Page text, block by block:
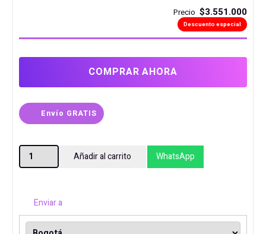
Precio $3.551.000
Descuento especial
COMPRAR AHORA
Envío GRATIS
TORRE
PW
RYZEN
8700F
Añadir al carrito WhatsApp
Enviar a